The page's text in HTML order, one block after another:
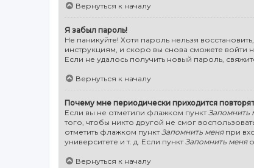
Вернуться к началу
Я забыл пароль!
Не паникуйте! Хотя пароль нельзя
инструкциям, и скоро вы снова сможете войти
Если не удалось получить новый пароль,
Вернуться к началу
Почему мне периодически приходится
Если вы не отметили флажком пунктЗапомнить
того, чтобы никто другой не смог
отметить флажком пунктЗапомнить меняпри
университете и т. д. Если пунктЗапомнить меня
Вернуться к началу